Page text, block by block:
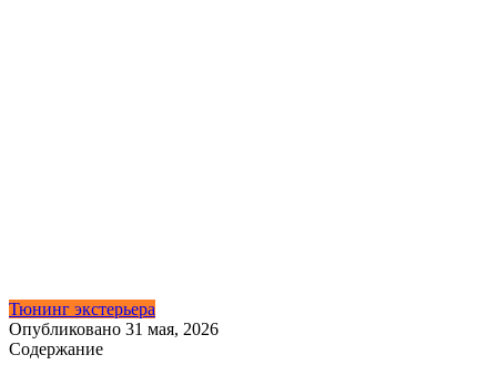
Тюнинг экстерьера
Опубликовано 31 мая, 2026
Содержание